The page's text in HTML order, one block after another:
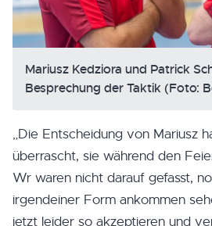
Mariusz Kedziora und Patrick
Besprechung der Taktik (Foto:
„Die Entscheidung von Mariusz
überrascht, sie während den
Wr waren nicht darauf gefasst,
irgendeiner Form ankommen
jetzt leider so akzeptieren und